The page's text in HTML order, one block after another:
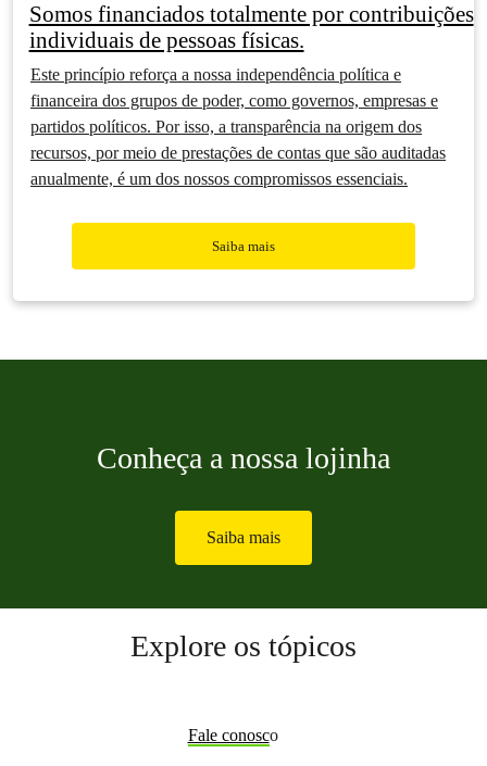
Somos financiados totalmente por contribuições
individuais de pessoas físicas.
Este princípio reforça a nossa independência política e
financeira dos grupos de poder, como governos, empresas e
partidos políticos. Por isso, a transparência na origem dos
recursos, por meio de prestações de contas que são auditadas
anualmente, é um dos nossos compromissos essenciais.
Saiba mais
Conheça a nossa lojinha
Saiba mais
Explore os tópicos
Fale conosco